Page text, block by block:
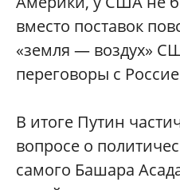
вместо поставок
«земля — воздух»
переговоры с
В итоге Путин
вопросе о
самого Башара